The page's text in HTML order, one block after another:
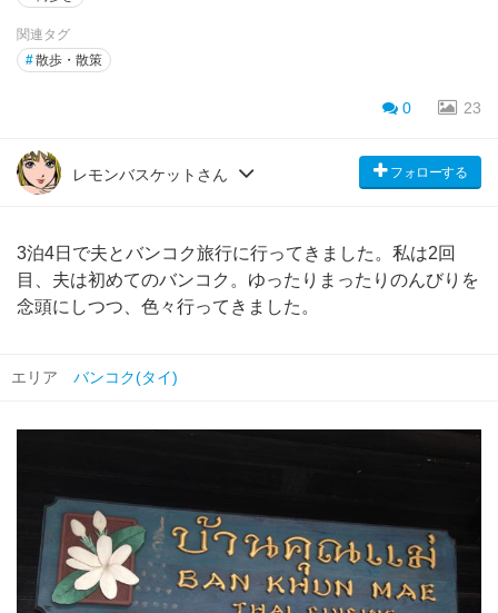
関連タグ
#散歩・散策
0 23
レモンバスケットさん フォローする
3泊4日で夫とバンコク旅行に行ってきました。私は2回
目、夫は初めてのバンコク。ゆったりまったりのんびりを
念頭にしつつ、色々行ってきました。
エリア バンコク(タイ)